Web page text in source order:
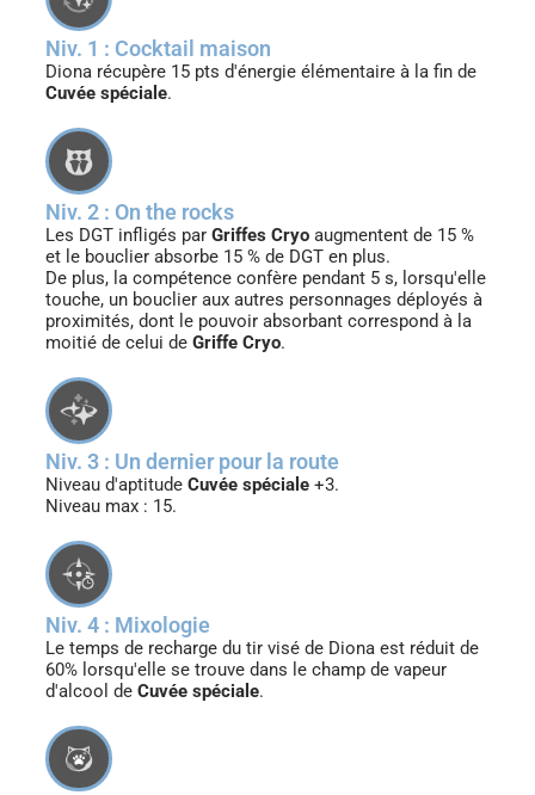
Niv. 1 : Cocktail maison
Diona récupère 15 pts d'énergie élémentaire à la fin de
Cuvée spéciale.
Niv. 2 : On the rocks
Les DGT infligés par Griffes Cryo augmentent de 15 %
et le bouclier absorbe 15 % de DGT en plus.
De plus, la compétence confère pendant 5 s, lorsqu'elle
touche, un bouclier aux autres personnages déployés à
proximités, dont le pouvoir absorbant correspond à la
moitié de celui de Griffe Cryo.
Niv. 3 : Un dernier pour la route
Niveau d'aptitude Cuvée spéciale +3.
Niveau max : 15.
Niv. 4 : Mixologie
Le temps de recharge du tir visé de Diona est réduit de
60% lorsqu'elle se trouve dans le champ de vapeur
d'alcool de Cuvée spéciale.